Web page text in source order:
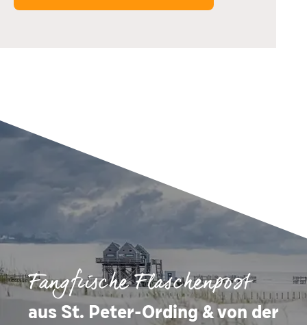
Fangfrische Flaschenpost
aus St. Peter-Ording & von der